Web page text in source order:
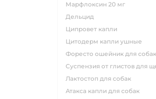
марфлоксин 20 мг
дельцид
ципровет капли
цитодерм капли ушные
форесто ошейник для собак
суспензия от глистов для
лактостоп для собак
атакса капли для собак